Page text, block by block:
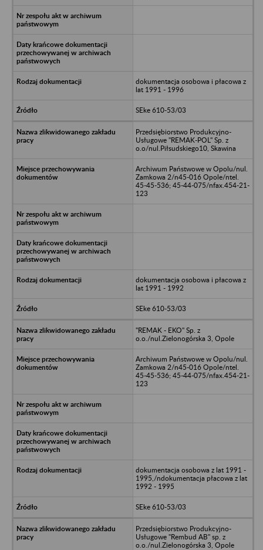
dokumentacja osobowa i płacowa z
lat 1991 - 1996
SEke 610-53/03
Przedsiębiorstwo Produkcyjno-
Usługowe "REMAK-POL" Sp. z
o.o/nul.Piłsudskiego10, Skawina
Archiwum Państwowe w Opolu/nul.
Zamkowa 2/n45-016 Opole/ntel.
45-45-536; 45-44-075/nfax.454-21-
123
dokumentacja osobowa i płacowa z
lat 1991 - 1992
SEke 610-53/03
"REMAK - EKO" Sp. z
o.o./nul.Zielonogórska 3, Opole
Archiwum Państwowe w Opolu/nul.
Zamkowa 2/n45-016 Opole/ntel.
45-45-536; 45-44-075/nfax.454-21-
123
dokumentacja osobowa z lat 1991 -
1995,/ndokumentacja płacowa z lat
1992 - 1995
SEke 610-53/03
Przedsiębiorstwo Produkcyjno-
Usługowe "Rembud AB" sp. z
o.o./nul.Zielonogórska 3, Opole